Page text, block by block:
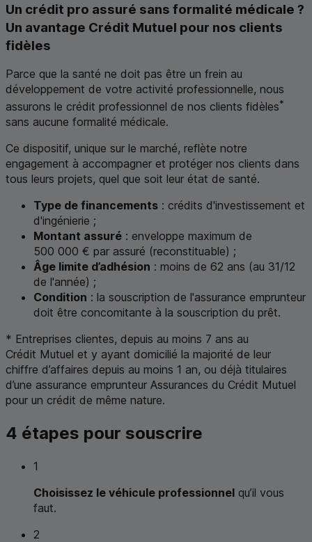
Un crédit pro assuré sans formalité médicale ?
Un avantage Crédit Mutuel pour nos clients
fidèles
Parce que la santé ne doit pas être un frein au
développement de votre activité professionnelle, nous
assurons le crédit professionnel de nos clients fidèles*
sans aucune formalité médicale.
Ce dispositif, unique sur le marché, reflète notre
engagement à accompagner et protéger nos clients dans
tous leurs projets, quel que soit leur état de santé.
Type de financements : crédits d'investissement et
d'ingénierie ;
Montant assuré : enveloppe maximum de
500 000 € par assuré (reconstituable) ;
Âge limite d’adhésion : moins de 62 ans (au 31/12
de l'année) ;
Condition : la souscription de l'assurance emprunteur
doit être concomitante à la souscription du prêt.
* Entreprises clientes, depuis au moins 7 ans au
Crédit Mutuel et y ayant domicilié la majorité de leur
chiffre d’affaires depuis au moins 1 an, ou déjà titulaires
d’une assurance emprunteur Assurances du Crédit Mutuel
pour un crédit de même nature.
4 étapes pour souscrire
1
Choisissez le véhicule professionnel qu’il vous
faut.
2